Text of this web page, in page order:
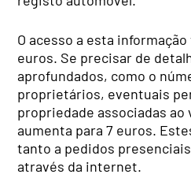
O acesso a esta
euros. Se precisar de
aprofundados, como o
proprietários, eventuais
propriedade associadas ao
aumenta para 7 euros.
tanto a pedidos
através da internet.